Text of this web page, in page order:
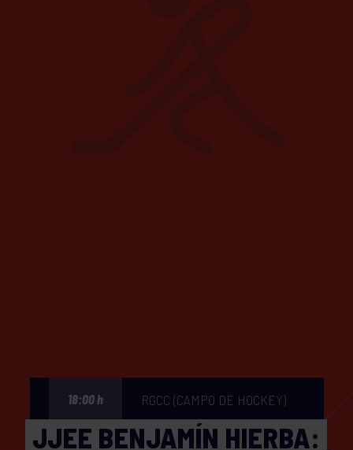
18:00 h RGCC (CAMPO DE HOCKEY)
JJEE BENJAMÍN HIERBA: